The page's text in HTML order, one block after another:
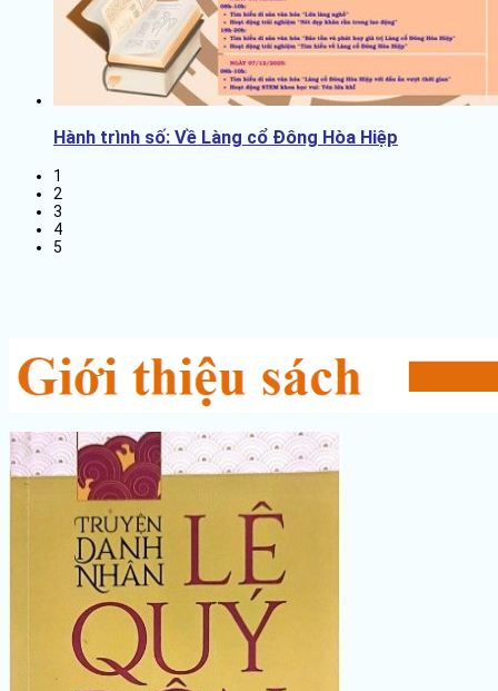
Hành trình số: Về Làng cổ Đông Hòa Hiệp
1
2
3
4
5